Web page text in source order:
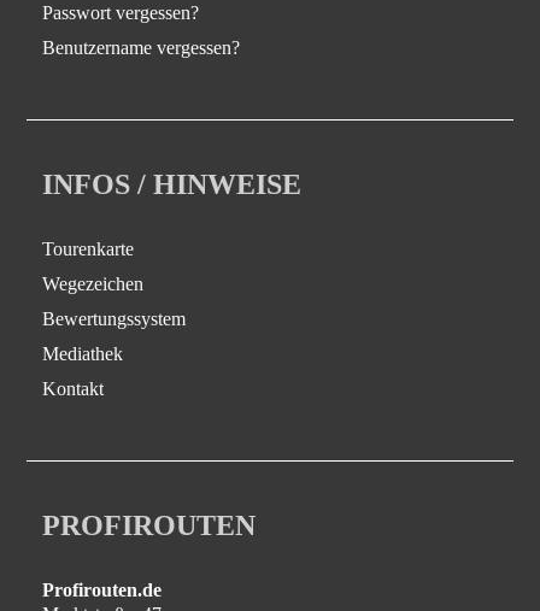
Passwort vergessen?
Benutzername vergessen?
INFOS / HINWEISE
Tourenkarte
Wegezeichen
Bewertungssystem
Mediathek
Kontakt
PROFIROUTEN
Profirouten.de